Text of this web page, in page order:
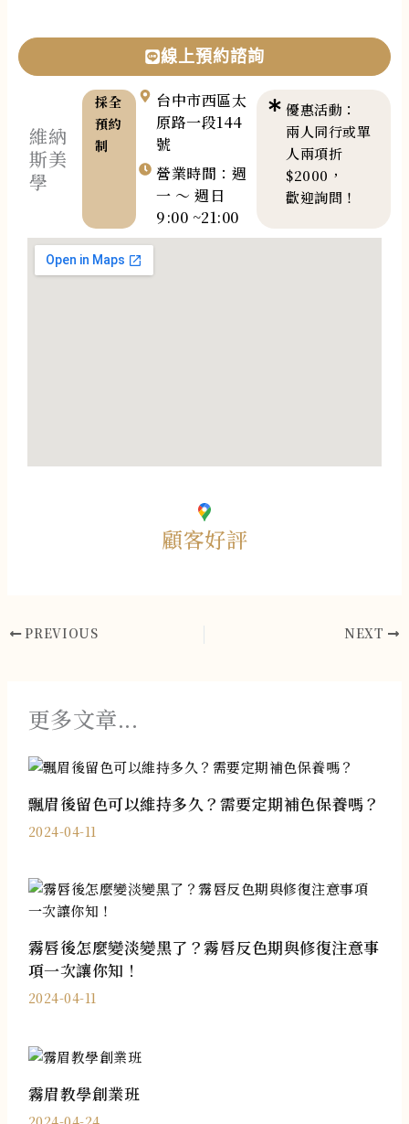
線上預約諮詢
維納
斯美
學
採全
預約
制
台中市西區太
原路一段144
號
營業時間：週
一 ～ 週日
9:00 ~21:00
優惠活動：
兩人同行或單
人兩項折
$2000，
歡迎詢問！
顧客好評
PREVIOUS NEXT
更多文章...
飄眉後留色可以維持多久？需要定期補色保養嗎？
2024-04-11
霧唇後怎麼變淡變黑了？霧唇反色期與修復注意事
項一次讓你知！
2024-04-11
霧眉教學創業班